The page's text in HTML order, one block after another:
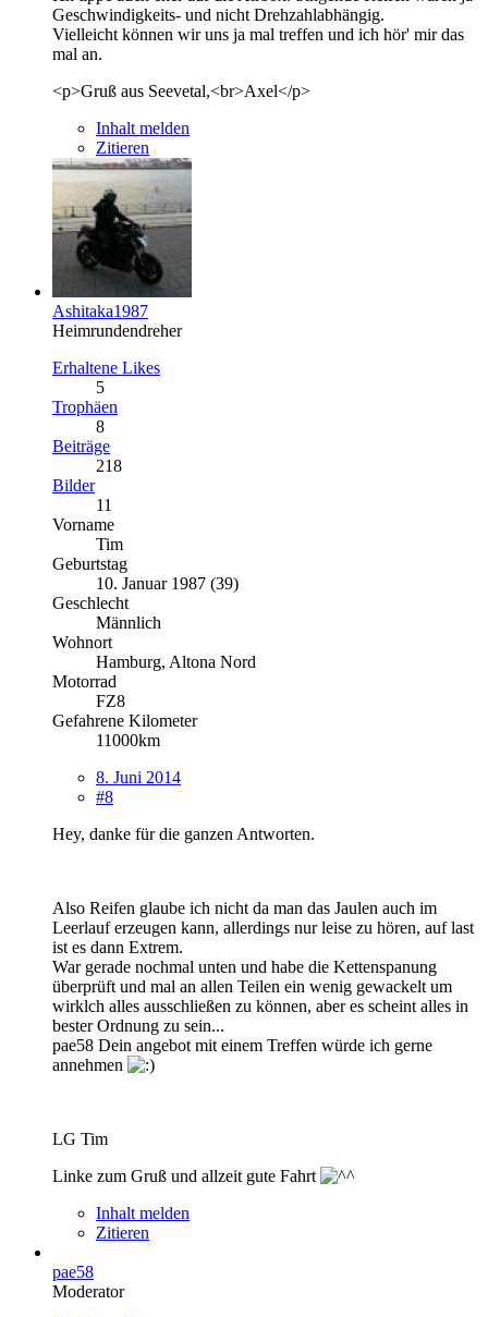
Geschwindigkeits- und nicht Drehzahlabhängig.
Vielleicht können wir uns ja mal treffen und ich hör' mir das
mal an.
<p>Gruß aus Seevetal,<br>Axel</p>
Inhalt melden
Zitieren
Ashitaka1987
Heimrundendreher
Erhaltene Likes
5
Trophäen
8
Beiträge
218
Bilder
11
Vorname
Tim
Geburtstag
10. Januar 1987 (39)
Geschlecht
Männlich
Wohnort
Hamburg, Altona Nord
Motorrad
FZ8
Gefahrene Kilometer
11000km
8. Juni 2014
#8
Hey, danke für die ganzen Antworten.
Also Reifen glaube ich nicht da man das Jaulen auch im
Leerlauf erzeugen kann, allerdings nur leise zu hören, auf last
ist es dann Extrem.
War gerade nochmal unten und habe die Kettenspanung
überprüft und mal an allen Teilen ein wenig gewackelt um
wirklch alles ausschließen zu können, aber es scheint alles in
bester Ordnung zu sein...
pae58 Dein angebot mit einem Treffen würde ich gerne
annehmen
LG Tim
Linke zum Gruß und allzeit gute Fahrt
Inhalt melden
Zitieren
pae58
Moderator